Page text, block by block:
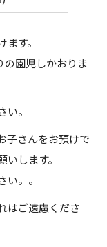
す。
の園児しかおりま
。
子さんをお預けで
します。
。。
はご遠慮くださ